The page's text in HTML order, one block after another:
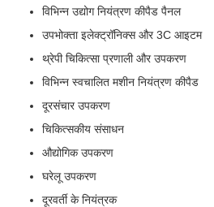
विभिन्न उद्योग नियंत्रण कीपैड पैनल
उपभोक्ता इलेक्ट्रॉनिक्स और 3C आइटम
थ्रेपी चिकित्सा प्रणाली और उपकरण
विभिन्न स्वचालित मशीन नियंत्रण कीपैड
दूरसंचार उपकरण
चिकित्सकीय संसाधन
औद्योगिक उपकरण
घरेलू उपकरण
दूरवर्ती के नियंत्रक